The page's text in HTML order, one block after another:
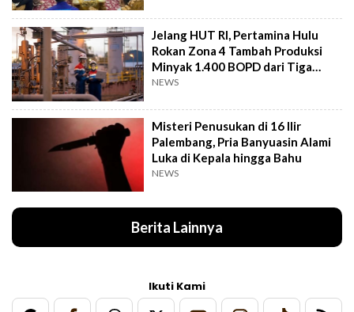
Jelang HUT RI, Pertamina Hulu
Rokan Zona 4 Tambah Produksi
Minyak 1.400 BOPD dari Tiga
Sumur Baru
NEWS
Misteri Penusukan di 16 Ilir
Palembang, Pria Banyuasin Alami
Luka di Kepala hingga Bahu
NEWS
Berita Lainnya
Ikuti Kami